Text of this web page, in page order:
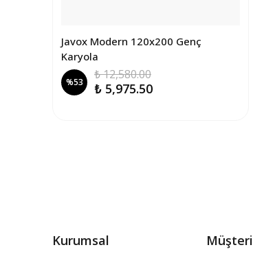
Javox Modern 120x200 Genç
Karyola
%53
₺ 12,580.00
₺ 5,975.50
Kurumsal Müşteri